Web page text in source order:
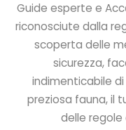
Guide esperte e
riconosciute dalla
scoperta delle
sicurezza,
indimenticabile
preziosa fauna, il
delle regole